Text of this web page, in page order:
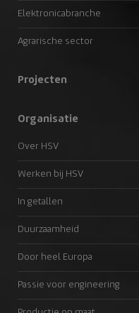
Elektronicabranche
Agrarische sector
Projecten
Organisatie
Over HSV
Werken bij HSV
In getallen
Duurzaamheid
Door heel Europa
Passie voor engineering